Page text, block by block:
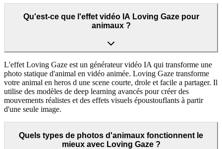
Qu'est-ce que l'effet vidéo IA Loving Gaze pour
animaux ?
L'effet Loving Gaze est un générateur vidéo IA qui transforme une
photo statique d'animal en vidéo animée. Loving Gaze transforme
votre animal en heros d une scene courte, drole et facile a partager. Il
utilise des modèles de deep learning avancés pour créer des
mouvements réalistes et des effets visuels époustouflants à partir
d'une seule image.
Quels types de photos d'animaux fonctionnent le
mieux avec Loving Gaze ?